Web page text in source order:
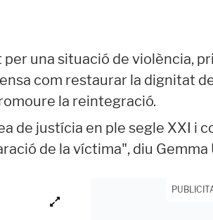
una situació de violència,
com restaurar la dignitat
la reintegració.
de justícia en ple segle XXI i
de la víctima", diu Gemma